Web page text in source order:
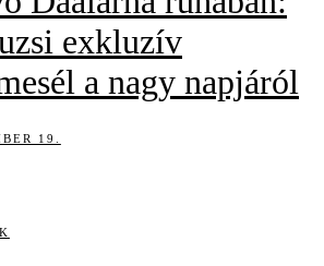
exkluzív
a nagy napjáról
19.